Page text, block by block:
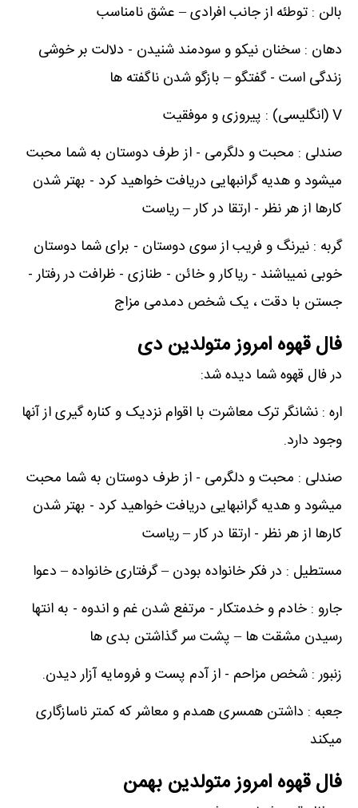
بالن : توطئه از جانب افرادی – عشق نامناسب
دهان : سخنان نیکو و سودمند شنیدن - دلالت بر خوشی
زندگی است - گفتگو – بازگو شدن ناگفته ها
V (انگلیسی) : پیروزی و موفقیت
صندلی : محبت و دلگرمی - از طرف دوستان به شما محبت
میشود و هدیه گرانبهایی دریافت خواهید کرد - بهتر شدن
کارها از هر نظر - ارتقا در کار – ریاست
گربه : نیرنگ و فریب از سوی دوستان - برای شما دوستان
خوبی نمیباشند - ریاکار و خائن - طنازی - ظرافت در رفتار -
جستن با دقت ، یک شخص دمدمی مزاج
فال قهوه امروز متولدین دی
در فال قهوه شما دیده شد:
اره : نشانگر ترک معاشرت با اقوام نزدیک و کناره گیری از آنها
وجود دارد.
صندلی : محبت و دلگرمی - از طرف دوستان به شما محبت
میشود و هدیه گرانبهایی دریافت خواهید کرد - بهتر شدن
کارها از هر نظر - ارتقا در کار – ریاست
مستطیل : در فکر خانواده بودن – گرفتاری خانواده – دعوا
جارو : خادم و خدمتکار - مرتفع شدن غم و اندوه - به انتها
رسیدن مشقت ها – پشت سر گذاشتن بدی ها
زنبور : شخص مزاحم - از آدم پست و فرومایه آزار دیدن.
جعبه : داشتن همسری همدم و معاشر که کمتر ناسازگاری
میکند
فال قهوه امروز متولدین بهمن